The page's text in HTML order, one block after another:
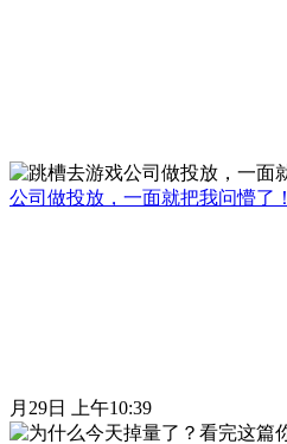
公司做投放，一面就把我问懵了！
月29日 上午10:39